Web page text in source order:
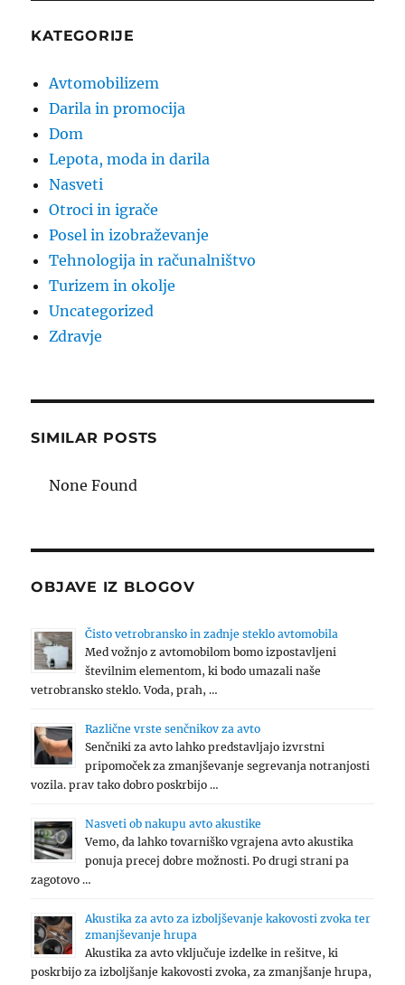
KATEGORIJE
Avtomobilizem
Darila in promocija
Dom
Lepota, moda in darila
Nasveti
Otroci in igrače
Posel in izobraževanje
Tehnologija in računalništvo
Turizem in okolje
Uncategorized
Zdravje
SIMILAR POSTS
None Found
OBJAVE IZ BLOGOV
Čisto vetrobransko in zadnje steklo avtomobila
Med vožnjo z avtomobilom bomo izpostavljeni
številnim elementom, ki bodo umazali naše
vetrobransko steklo. Voda, prah, …
Različne vrste senčnikov za avto
Senčniki za avto lahko predstavljajo izvrstni
pripomoček za zmanjševanje segrevanja notranjosti
vozila. prav tako dobro poskrbijo …
Nasveti ob nakupu avto akustike
Vemo, da lahko tovarniško vgrajena avto akustika
ponuja precej dobre možnosti. Po drugi strani pa
zagotovo …
Akustika za avto za izboljševanje kakovosti zvoka ter
zmanjševanje hrupa
Akustika za avto vključuje izdelke in rešitve, ki
poskrbijo za izboljšanje kakovosti zvoka, za zmanjšanje hrupa,